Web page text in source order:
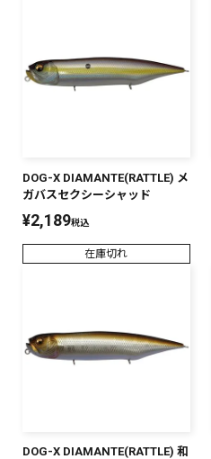
DOG-X DIAMANTE(RATTLE) メ
ガバスセクシーシャッド
¥2,189税込
在庫切れ
DOG-X DIAMANTE(RATTLE) 和